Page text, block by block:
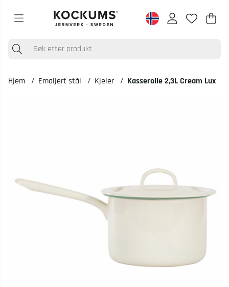
.
Hjem Emaljert stål Kjeler Kasserolle 2,3L Cream Lux